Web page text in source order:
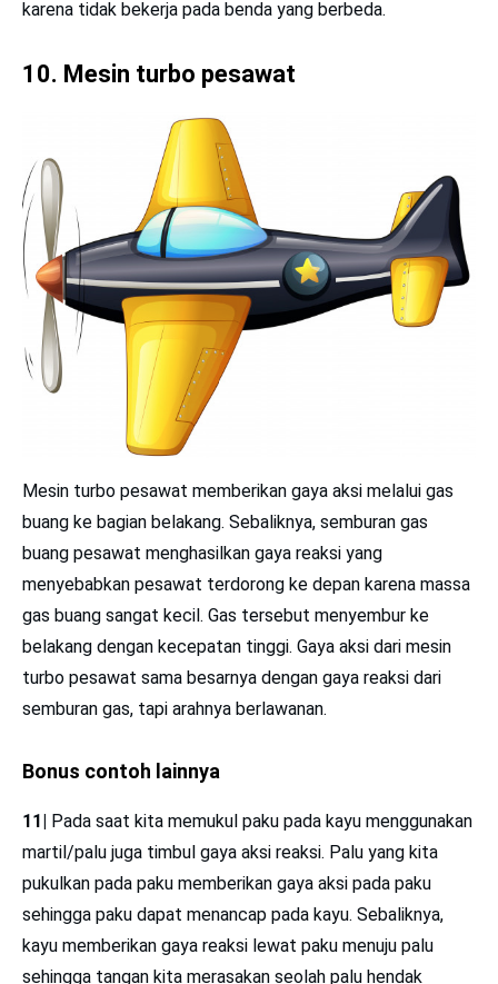
buang pesawat menghasilkan gaya reaksi yang
gas buang sangat kecil. Gas tersebut menyembur ke
turbo pesawat sama besarnya dengan gaya reaksi dari
semburan gas, tapi arahnya berlawanan.
Bonus contoh lainnya
11|Pada saat kita memukul paku pada kayu menggunakan
martil/palu juga timbul gaya aksi reaksi. Palu yang kita
pukulkan pada paku memberikan gaya aksi pada paku
sehingga paku dapat menancap pada kayu. Sebaliknya,
kayu memberikan gaya reaksi lewat paku menuju palu
sehingga tangan kita merasakan seolah palu hendak
Sayap burung mendorong udara ke belakang (aksi).
Sebagai reaksinya, udara mendorong sayap burung
sehingga burung terbang ke depan.
Saat berenang, tangan kita mendorong air ke belakang
(aksi) sehingga air mendorong tubuh kita ke depan (reaksi).
sehingga senapan mendorong peluru ke depan (reaksi).
15|Bola basket yang dipantulkan ke tanah akan memantul
kembali ke atas.
16|Seseorang yang duduk di atas kursi, berat badan orang
tersebut mendorong kursi ke bawah sedangkan kursi